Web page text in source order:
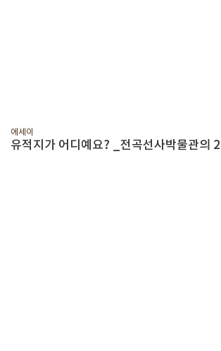
에세이
유적지가 어디예요? _전곡선사박물관의